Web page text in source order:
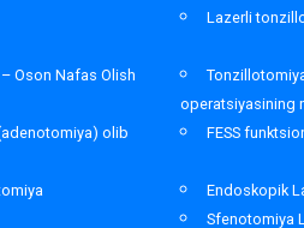
Lazerli
Oson Nafas Olish
operatsiyasining
olib
FESS
Endoskopik
Sfenotomiya